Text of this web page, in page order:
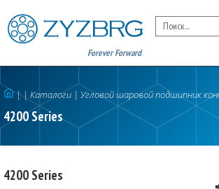
Forever Forward
|| Каталоги | Угловой шаровой подшипник
4200 Series
4200 Series